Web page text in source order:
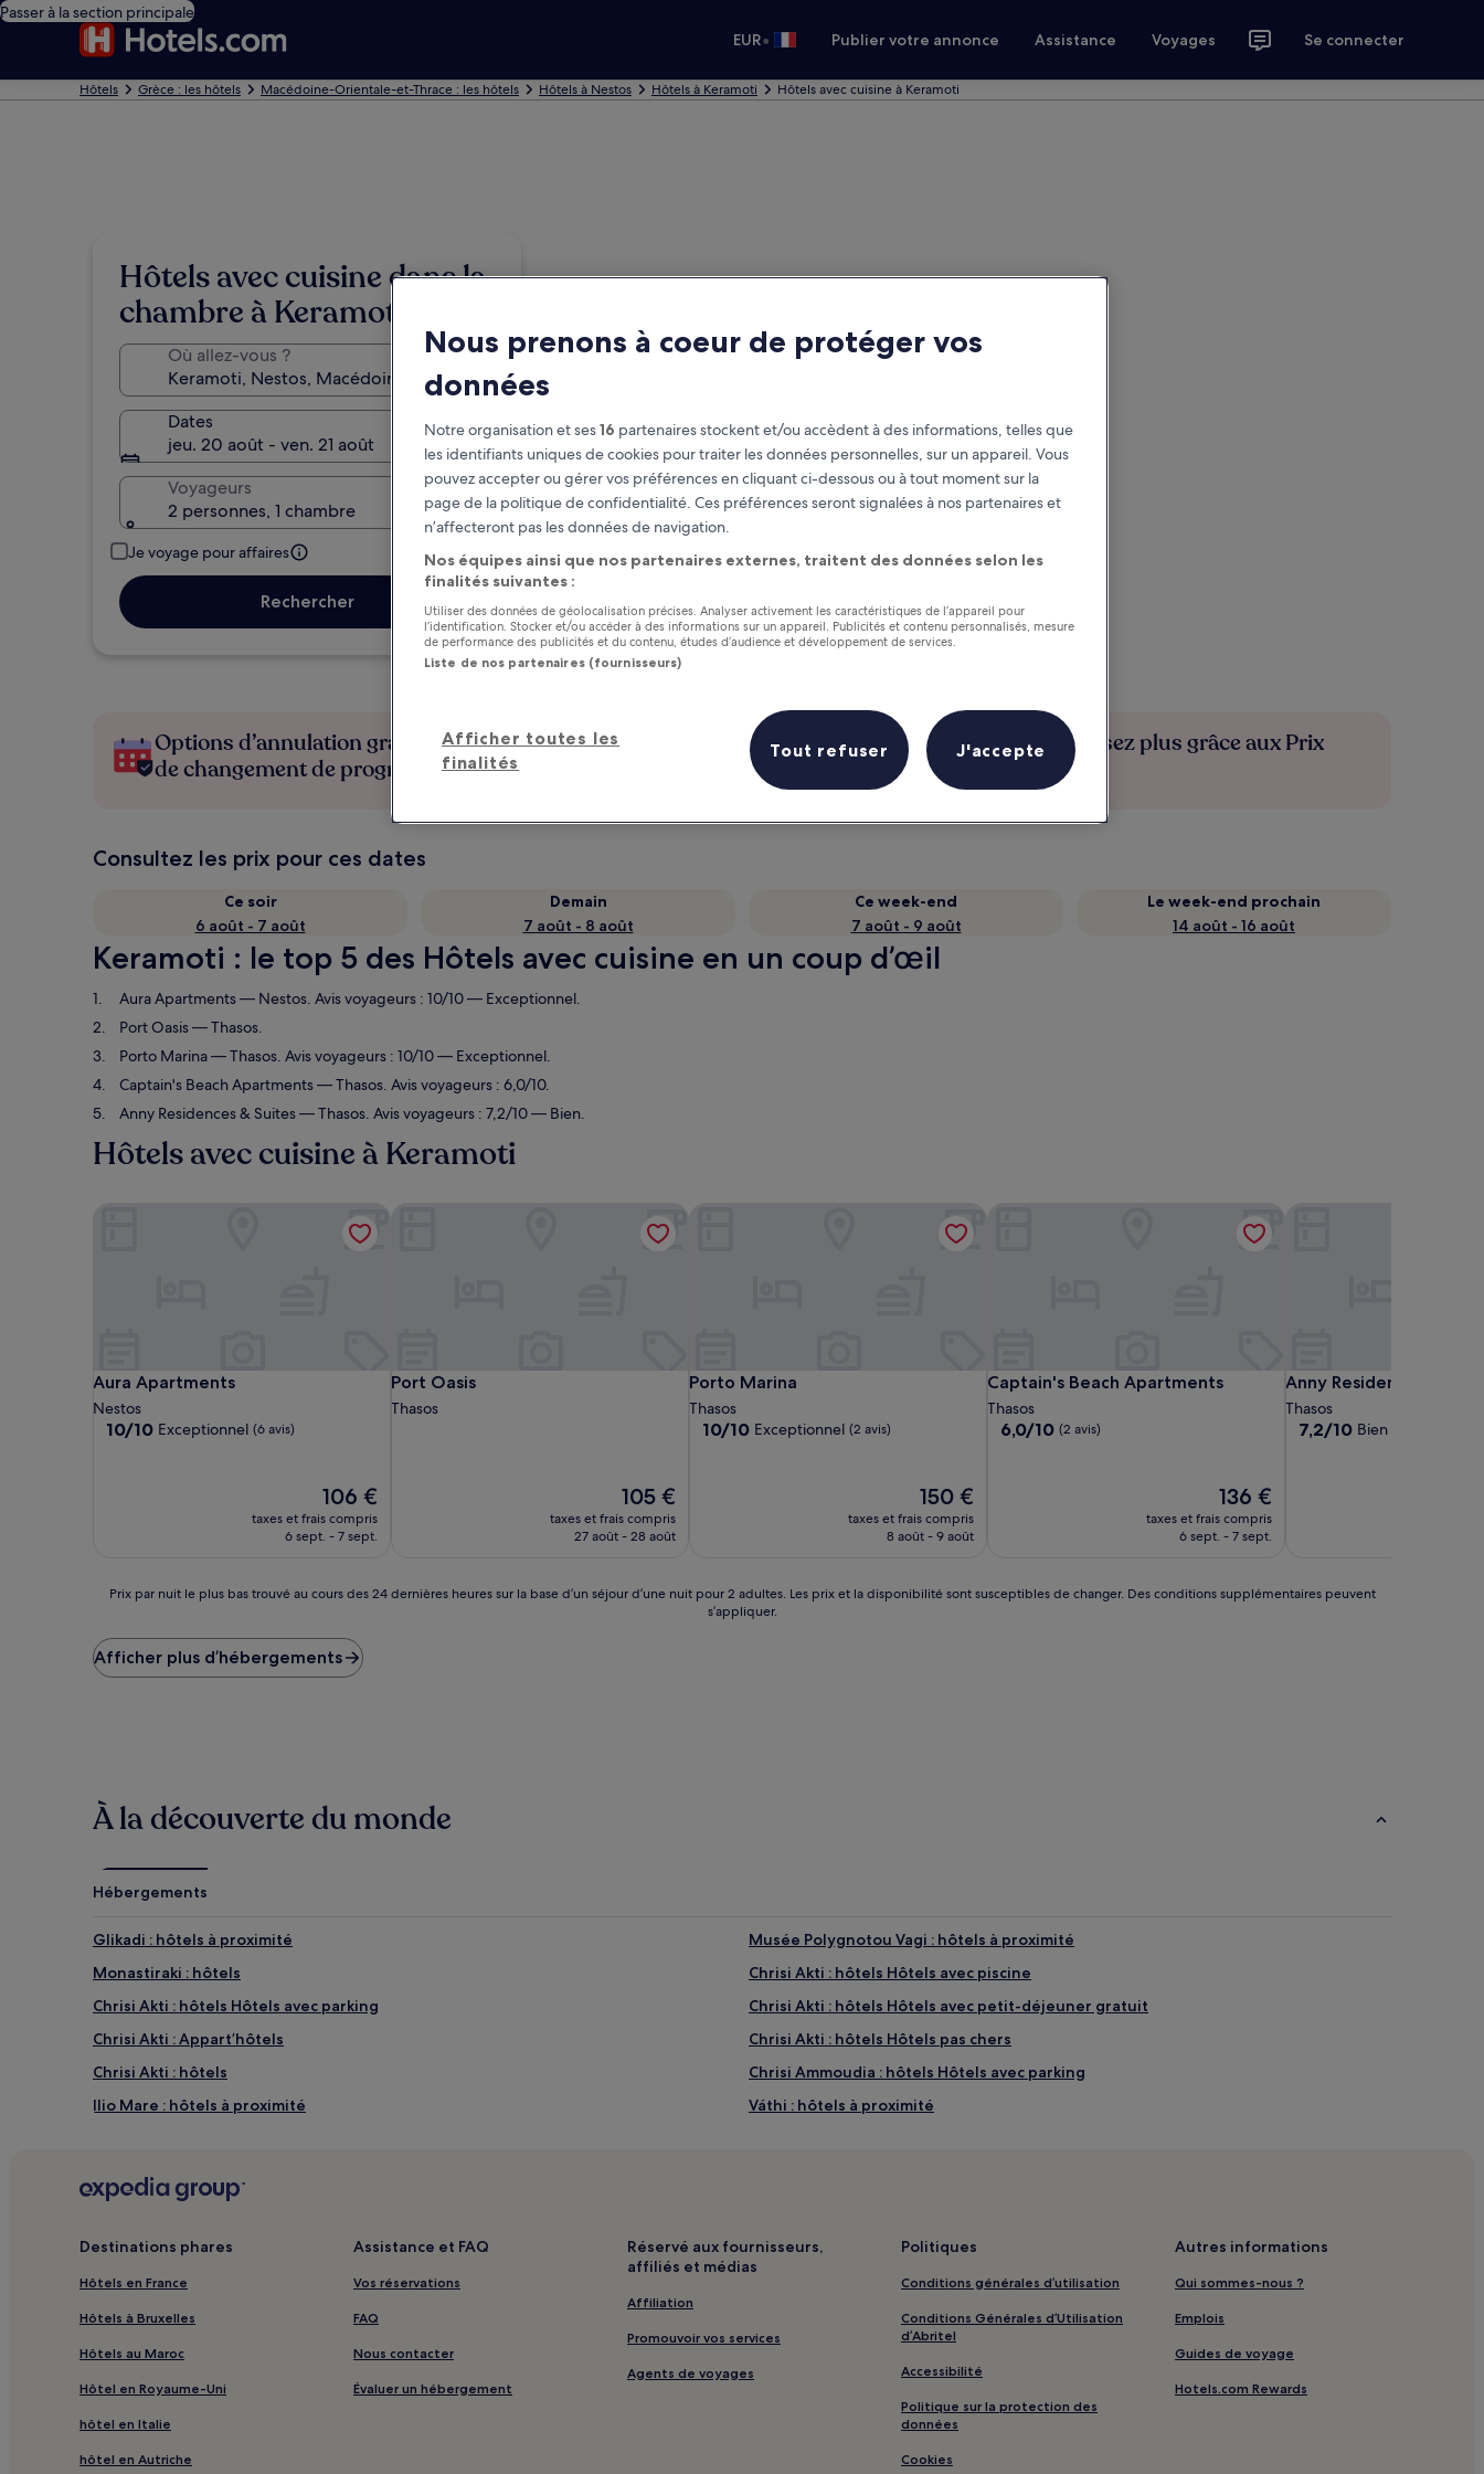
Passer à la section principale
EUR• Publier votre annonce Assistance Voyages Se connecter
Hôtels Grèce : les hôtels Macédoine-Orientale-et-Thrace : les hôtels Hôtels à Nestos Hôtels à Keramoti Hôtels avec cuisine à Keramoti
Hôtels avec cuisine dans la
chambre à Keramoti
Où allez-vous ?
Dates
jeu. 20 août - ven. 21 août
Voyageurs
2 personnes, 1 chambre
Je voyage pour affaires
Rechercher
Options d’annulation gratuite en cas
de changement de programme
Gagnez des récompenses pour
chaque nuit séjournée
Économisez plus grâce aux Prix
membres
Consultez les prix pour ces dates
Ce soir
6 août - 7 août
Demain
7 août - 8 août
Ce week-end
7 août - 9 août
Le week-end prochain
14 août - 16 août
Keramoti : le top 5 des Hôtels avec cuisine en un coup d’œil
Aura Apartments— Nestos. Avis voyageurs : 10/10 — Exceptionnel.
Port Oasis— Thasos.
Porto Marina— Thasos. Avis voyageurs : 10/10 — Exceptionnel.
Captain's Beach Apartments— Thasos. Avis voyageurs : 6,0/10.
Anny Residences & Suites— Thasos. Avis voyageurs : 7,2/10 — Bien.
Hôtels avec cuisine à Keramoti
Aura Apartments
Aura Apartments
Nestos
10.0
10/10 Exceptionnel (6 avis)
Le
nouveau
prix
106 €
106 €
taxes et frais compris
6 sept. - 7 sept.
Port Oasis
Port Oasis
Thasos
Le
nouveau
prix
105 €
105 €
taxes et frais compris
27 août - 28 août
Porto Marina
Porto Marina
Thasos
10.0
10/10 Exceptionnel (2 avis)
Le
nouveau
prix
150 €
150 €
taxes et frais compris
8 août - 9 août
Captain's Beach Apartments
Captain's Beach Apartments
Thasos
6.0
6,0/10 (2 avis)
Le
nouveau
prix
136 €
136 €
taxes et frais compris
6 sept. - 7 sept.
Anny Residences &
Anny Residences &
Thasos
7.2
7,2/10 Bien
Prix
nuit
le
plus
heures
sur
base
d’un
d’une
nuit
pour
Les
prix
et
la
sont
Des
peuvent
Prix par nuit le plus bas trouvé au cours des 24 dernières heures sur la base d’un séjour d’une nuit pour 2 adultes. Les prix et la disponibilité sont susceptibles de changer. Des conditions supplémentaires peuvent
s’appliquer.
Afficher plus d’hébergements
À la découverte du monde
Hébergements
Glikadi : hôtels à proximité
Musée Polygnotou Vagi : hôtels à proximité
Monastiraki : hôtels
Chrisi Akti : hôtels Hôtels avec piscine
Chrisi Akti : hôtels Hôtels avec parking
Chrisi Akti : hôtels Hôtels avec petit-déjeuner gratuit
Chrisi Akti : Appart’hôtels
Chrisi Akti : hôtels Hôtels pas chers
Chrisi Akti : hôtels
Chrisi Ammoudia : hôtels Hôtels avec parking
Ilio Mare : hôtels à proximité
Váthi : hôtels à proximité
Aéroport international Meags Alexandros : hôtels à proximité
Agora de Thasos : hôtels à proximité
Port de Thasos : hôtels à proximité
Keramoti : hôtels Hôtels acceptant les animaux de compagnie
Destinations phares
Hôtels en France
Hôtels à Bruxelles
Hôtels au Maroc
Hôtel en Royaume-Uni
hôtel en Italie
hôtel en Autriche
Assistance et FAQ
Vos réservations
FAQ
Nous contacter
Évaluer un hébergement
Réservé aux fournisseurs,
affiliés et médias
Affiliation
Promouvoir vos services
Agents de voyages
Politiques
Conditions générales d’utilisation
Conditions Générales d’Utilisation
d’Abritel
Accessibilité
Politique sur la protection des
données
Cookies
Autres informations
Qui sommes-nous ?
Emplois
Guides de voyage
Hotels.com Rewards
Nous prenons à coeur de protéger vos
données
Notre organisation et ses16 partenaires stockent et/ou accèdent à des informations, telles que
les identifiants uniques de cookies pour traiter les données personnelles, sur un appareil. Vous
pouvez accepter ou gérer vos préférences en cliquant ci-dessous ou à tout moment sur la
page de la politique de confidentialité. Ces préférences seront signalées à nos partenaires et
n’affecteront pas les données de navigation.
Nos équipes ainsi que nos partenaires externes, traitent des données selon les
finalités suivantes :
Utiliser des données de géolocalisation précises. Analyser activement les caractéristiques de l’appareil pour
l’identification. Stocker et/ou accéder à des informations sur un appareil. Publicités et contenu personnalisés, mesure
de performance des publicités et du contenu, études d’audience et développement de services.
Liste de nos partenaires (fournisseurs)
Afficher toutes les
finalités
Tout refuser J'accepte